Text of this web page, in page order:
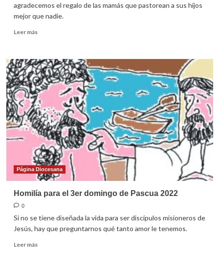
agradecemos el regalo de las mamás que pastorean a sus hijos
mejor que nadie.
Leer másLeer
Homilía
para
el
4º
domingo
de
Pascua
2022
Página Diocesana
Homilía para el 3er domingo de Pascua 2022
0
Si no se tiene diseñada la vida para ser discípulos misioneros de
Jesús, hay que preguntarnos qué tanto amor le tenemos.
Leer másLeer